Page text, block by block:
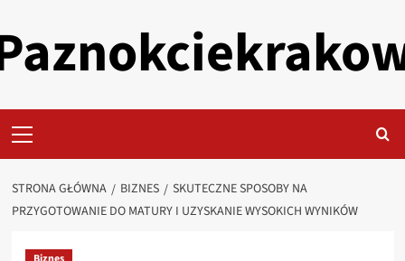
do
treści
Menu
STRONA GŁÓWNA BIZNES
SKUTECZNE SPOSOBY NA
PRZYGOTOWANIE DO MATURY I UZYSKANIE WYSOKICH WYNIKÓW